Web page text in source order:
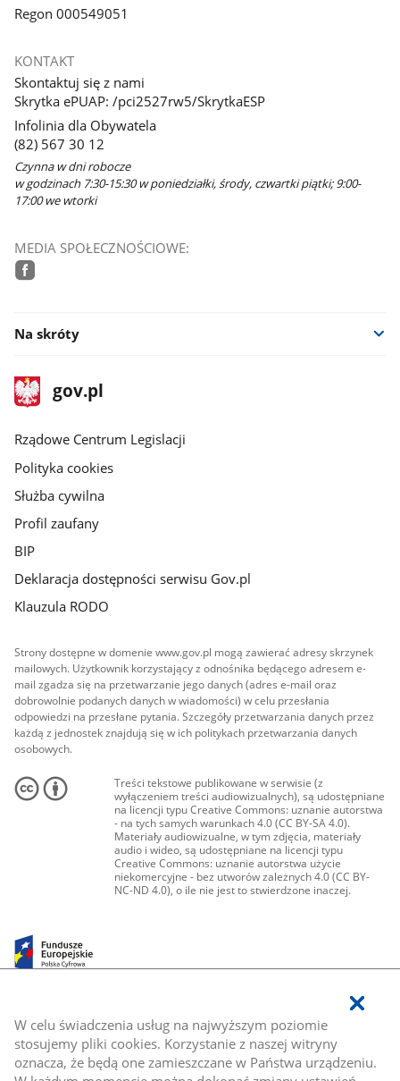
W celu świadczenia usług na najwyższym poziomie
stosujemy pliki cookies. Korzystanie z naszej witryny
oznacza, że będą one zamieszczane w Państwa urządzeniu.
Regon 000549051
KONTAKT
Skontaktuj się z nami
Skrytka ePUAP: /pci2527rw5/SkrytkaESP
Infolinia dla Obywatela
(82) 567 30 12
Czynna w dni robocze
w godzinach 7:30-15:30 w poniedziałki, środy, czwartki piątki; 9:00-
17:00 we wtorki
MEDIA SPOŁECZNOŚCIOWE:
Na skróty
stopka
gov.plStrona
gov.pl
Rządowe Centrum Legislacji
Polityka cookies
Służba cywilna
Profil zaufany
BIP
Deklaracja dostępności serwisu Gov.pl
Klauzula RODO
Strony dostępne w domenie www.gov.pl mogą zawierać adresy skrzynek
mailowych. Użytkownik korzystający z odnośnika będącego adresem e-
mail zgadza się na przetwarzanie jego danych (adres e-mail oraz
dobrowolnie podanych danych w wiadomości) w celu przesłania
odpowiedzi na przesłane pytania. Szczegóły przetwarzania danych przez
każdą z jednostek znajdują się w ich politykach przetwarzania danych
osobowych.
Treści tekstowe publikowane w serwisie (z
wyłączeniem treści audiowizualnych), są udostępniane
na licencji typu Creative Commons: uznanie autorstwa
- na tych samych warunkach 4.0 (CC BY-SA 4.0).
Materiały audiowizualne, w tym zdjęcia, materiały
audio i wideo, są udostępniane na licencji typu
Creative Commons: uznanie autorstwa użycie
niekomercyjne - bez utworów zależnych 4.0 (CC BY-
NC-ND 4.0), o ile nie jest to stwierdzone inaczej.